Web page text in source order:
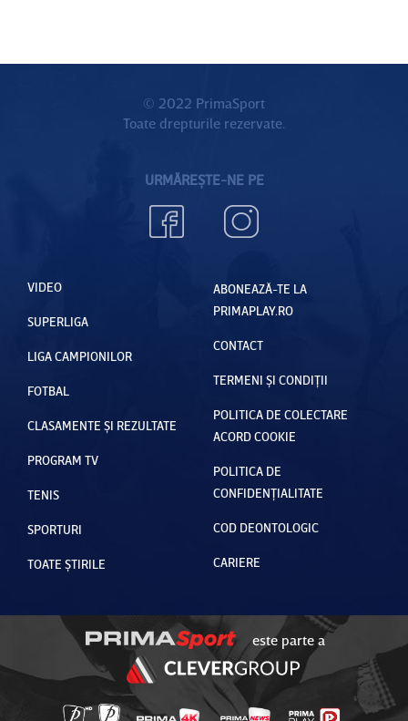
© 2022 PrimaSport
Toate drepturile rezervate.
URMĂREȘTE-NE PE
VIDEO
SUPERLIGA
LIGA CAMPIONILOR
FOTBAL
CLASAMENTE ȘI REZULTATE
PROGRAM TV
TENIS
SPORTURI
TOATE ȘTIRILE
ABONEAZĂ-TE LA
PRIMAPLAY.RO
CONTACT
TERMENI ȘI CONDIȚII
POLITICA DE COLECTARE
ACORD COOKIE
POLITICA DE
CONFIDENȚIALITATE
COD DEONTOLOGIC
CARIERE
este parte a